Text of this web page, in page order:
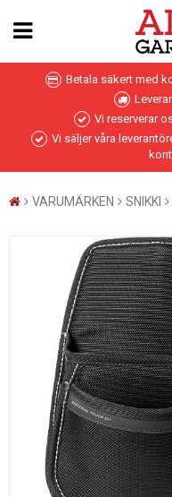
Betala säkert med
Vi reserverar
Vi säljer våra
VARUMÄRKEN SNIKKI